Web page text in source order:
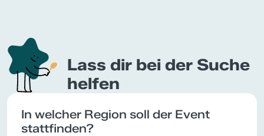
Lass dir bei der Suche
helfen
In welcher Region soll der Event
stattfinden?